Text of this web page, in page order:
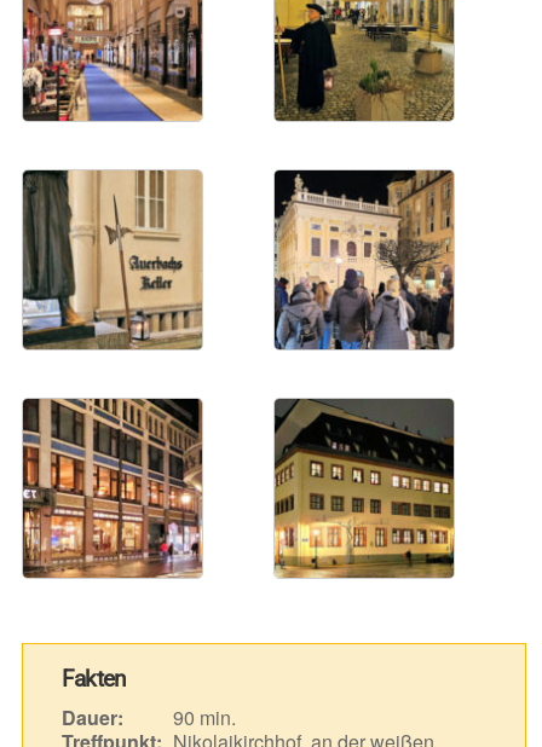
Fakten
Dauer:
90 min.
Treffpunkt: Nikolaikirchhof, an der weißen